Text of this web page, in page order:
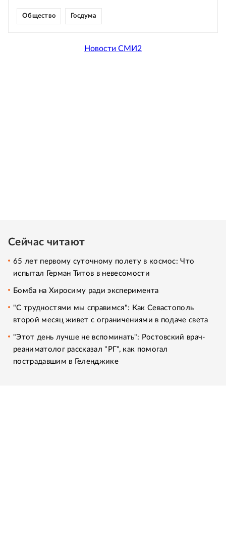
Общество Госдума
Новости СМИ2
Сейчас читают
65 лет первому суточному полету в космос: Что
испытал Герман Титов в невесомости
Бомба на Хиросиму ради эксперимента
"С трудностями мы справимся": Как Севастополь
второй месяц живет с ограничениями в подаче света
"Этот день лучше не вспоминать": Ростовский врач-
реаниматолог рассказал "РГ", как помогал
пострадавшим в Геленджике